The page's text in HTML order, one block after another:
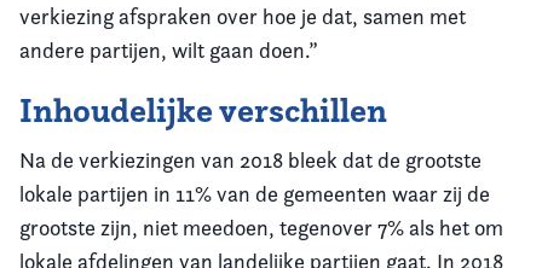
verkiezing afspraken over hoe je dat, samen met
andere partijen, wilt gaan doen.”
Inhoudelijke verschillen
Na de verkiezingen van 2018 bleek dat de grootste
lokale partijen in 11% van de gemeenten waar zij de
grootste zijn, niet meedoen, tegenover 7% als het om
lokale afdelingen van landelijke partijen gaat. In 2018